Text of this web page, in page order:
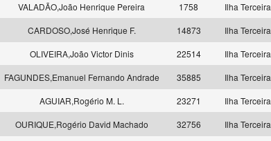
VALADÃO,João Henrique Pereira 1758
Ilha Terceira
CARDOSO,José Henrique F. 14873
Ilha Terceira
OLIVEIRA,João Victor Dinis 22514
Ilha Terceira
FAGUNDES,Emanuel Fernando Andrade 35885
Ilha Terceira
AGUIAR,Rogério M. L. 23271
Ilha Terceira
OURIQUE,Rogério David Machado 32756
Ilha Terceira